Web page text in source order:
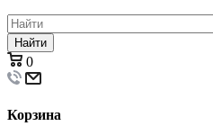
Найти
0
Корзина